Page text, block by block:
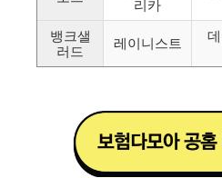
리카
뱅크샐
러드
레이니스트